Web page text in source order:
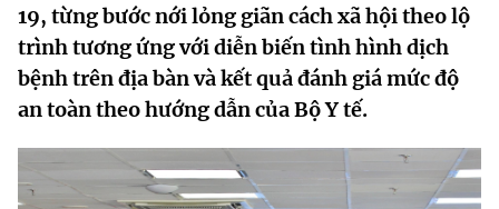
Chức năng nhiệm vụ
Cơ cấu tổ chức
Lịch sử phát triển
Sở Khoa học và Công nghệ
Tin tức sự kiện
Khoa học và Công nghệ
Đổi mới sáng tạo
Chuyển đổi số
Dịch vụ công
Hệ thống văn bản
Văn bản QPPL
MST IOFFICE
19, từng bước nới lỏng giãn cách xã hội theo lộ
trình tương ứng với diễn biến tình hình dịch
bệnh trên địa bàn và kết quả đánh giá mức độ
an toàn theo hướng dẫn của Bộ Y tế.